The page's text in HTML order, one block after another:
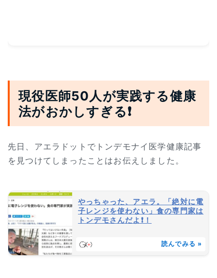
現役医師50人が実践する健康
法がおかしすぎる❗
先日、アエラドットでトンデモナイ医学健康記事
を見つけてしまったことはお伝えしました。
やっちゃった、アエラ。「絶対に電
子レンジを使わない」食の専門家は
トンデモさんだよ❗！
読んでみる »